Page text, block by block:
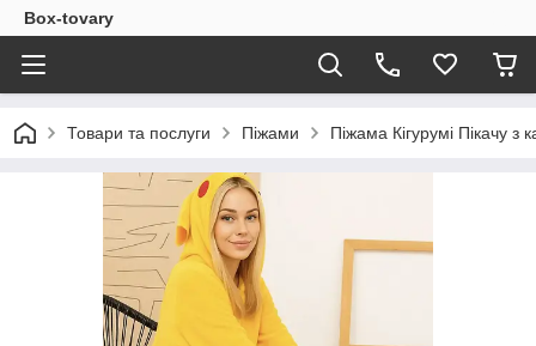
Box-tovary
Товари та послуги Піжами Піжама Кігурумі Пікачу з